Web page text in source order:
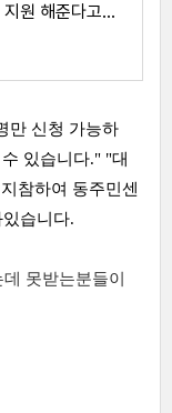
2020년 6월 청년 월세를 지원 해준다고요? 자격 확인하세요.
만 신청 가능하
있습니다." "대
참하여 동주민센
습니다.
못받는분들이